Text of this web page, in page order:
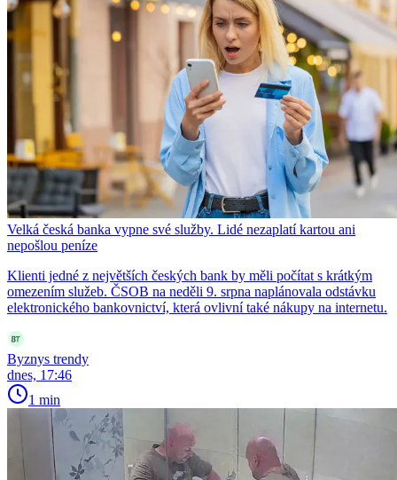
Velká česká banka vypne své služby. Lidé nezaplatí kartou ani
nepošlou peníze
Klienti jedné z největších českých bank by měli počítat s krátkým
omezením služeb. ČSOB na neděli 9. srpna naplánovala odstávku
elektronického bankovnictví, která ovlivní také nákupy na internetu.
Byznys trendy
dnes, 17:46
1 min